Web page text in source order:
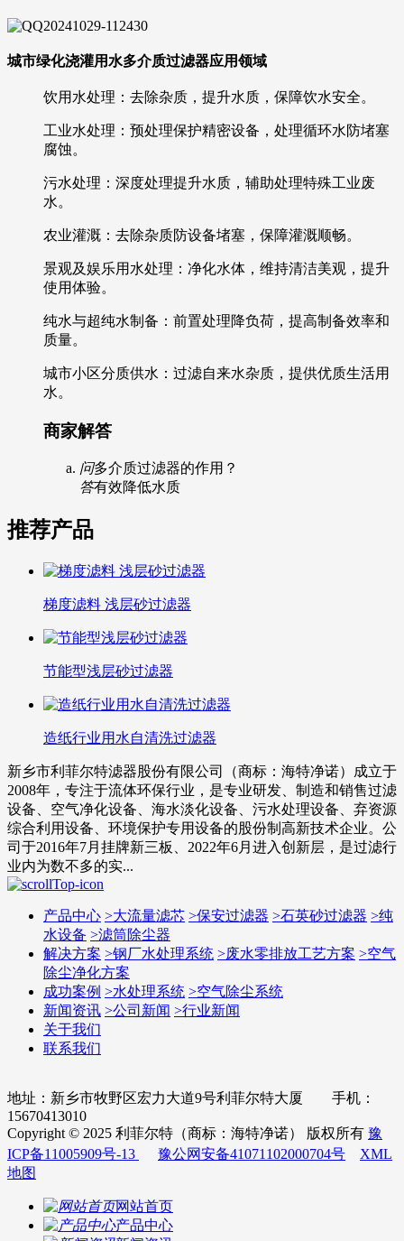
城市绿化浇灌用水多介质过滤器应用领域
饮用水处理：去除杂质，提升水质，保障饮水安全。
工业水处理：预处理保护精密设备，处理循环水防堵塞
腐蚀。
污水处理：深度处理提升水质，辅助处理特殊工业废
水。
农业灌溉：去除杂质防设备堵塞，保障灌溉顺畅。
景观及娱乐用水处理：净化水体，维持清洁美观，提升
使用体验。
纯水与超纯水制备：前置处理降负荷，提高制备效率和
质量。
城市小区分质供水：过滤自来水杂质，提供优质生活用
水。
商家解答
问多介质过滤器的作用？
答有效降低水质
推荐产品
梯度滤料 浅层砂过滤器
节能型浅层砂过滤器
造纸行业用水自清洗过滤器
新乡市利菲尔特滤器股份有限公司（商标：海特净诺）成立于
2008年，专注于流体环保行业，是专业研发、制造和销售过滤
设备、空气净化设备、海水淡化设备、污水处理设备、弃资源
综合利用设备、环境保护专用设备的股份制高新技术企业。公
司于2016年7月挂牌新三板、2022年6月进入创新层，是过滤行
业内为数不多的实...
产品中心 >大流量滤芯 >保安过滤器 >石英砂过滤器 >纯
水设备 >滤筒除尘器
解决方案 >钢厂水处理系统 >废水零排放工艺方案 >空气
除尘净化方案
成功案例 >水处理系统 >空气除尘系统
新闻资讯 >公司新闻 >行业新闻
关于我们
联系我们
地址：新乡市牧野区宏力大道9号利菲尔特大厦 手机：
15670413010
Copyright © 2025 利菲尔特（商标：海特净诺） 版权所有 豫
ICP备11005909号-13
豫公网安备41071102000704号
XML
地图
网站首页
产品中心